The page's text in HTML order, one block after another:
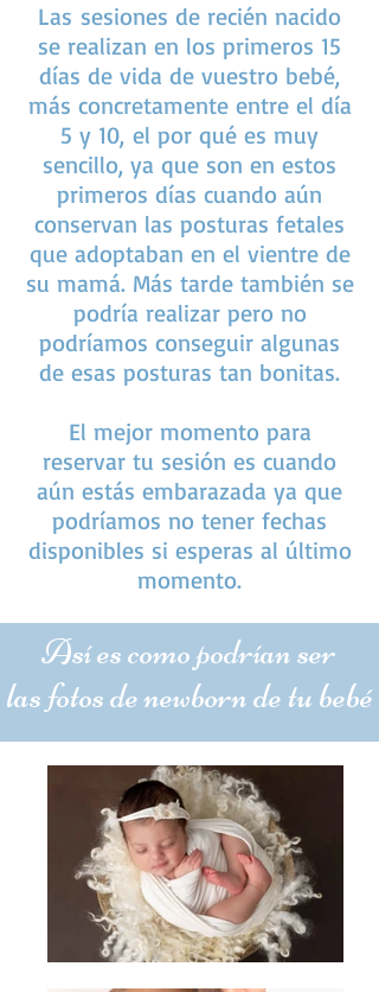
Las sesiones de recién nacido
se realizan en los primeros 15
días de vida de vuestro bebé,
más concretamente entre el día
5 y 10, el por qué es muy
sencillo, ya que son en estos
primeros días cuando aún
conservan las posturas fetales
que adoptaban en el vientre de
su mamá. Más tarde también se
podría realizar pero no
podríamos conseguir algunas
de esas posturas tan bonitas.
El mejor momento para
reservar tu sesión es cuando
aún estás embarazada ya que
podríamos no tener fechas
disponibles si esperas al último
momento.
Así es como podrían ser
las fotos de newborn de tu bebé